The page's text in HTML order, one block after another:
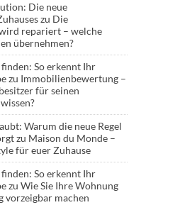
Die neue
zu Die
repariert – welche
übernehmen?
So erkennt Ihr
zu Immobilienbewertung –
für seinen
Warum die neue Regel
zu Maison du Monde –
für euer Zuhause
So erkennt Ihr
zu Wie Sie Ihre Wohnung
vorzeigbar machen